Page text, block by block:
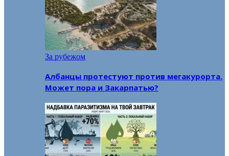
За рубежом
Албанцы протестуют против мегакурорта.
Может пора и Закарпатью?